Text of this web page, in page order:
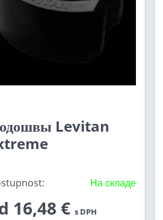
Levitan
На складе
16,48 € s DPH